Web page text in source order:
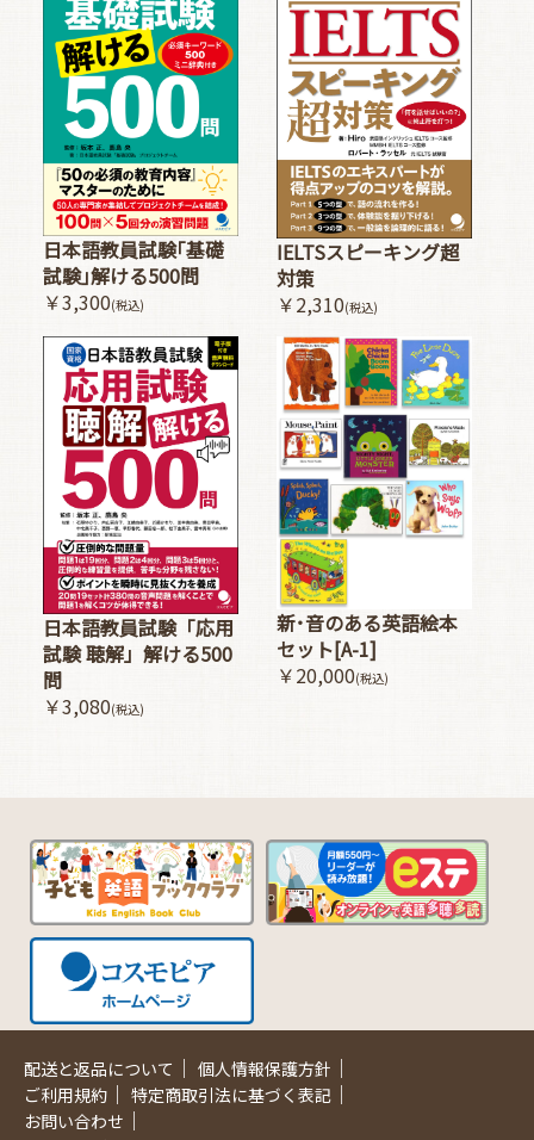
日本語教員試験｢基礎
試験｣解ける500問
￥3,300(税込)
IELTSスピーキング超
対策
￥2,310(税込)
日本語教員試験「応用
試験 聴解」解ける500
問
￥3,080(税込)
新･音のある英語絵本
セット[A-1]
￥20,000(税込)
配送と返品について ｜ 個人情報保護方針 ｜
ご利用規約 ｜ 特定商取引法に基づく表記 ｜
お問い合わせ ｜